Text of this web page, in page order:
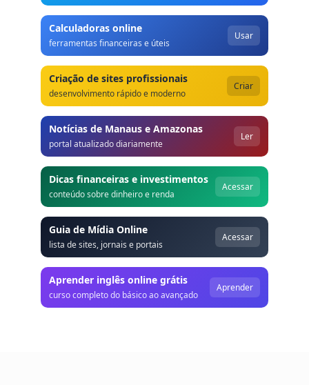
Calculadoras online
ferramentas financeiras e úteis
Usar
Criação de sites profissionais
desenvolvimento rápido e moderno
Criar
Notícias de Manaus e Amazonas
portal atualizado diariamente
Ler
Dicas financeiras e investimentos
conteúdo sobre dinheiro e renda
Acessar
Guia de Mídia Online
lista de sites, jornais e portais
Acessar
Aprender inglês online grátis
curso completo do básico ao avançado
Aprender